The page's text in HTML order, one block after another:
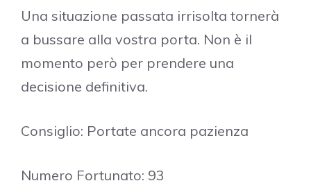
Una situazione passata irrisolta tornerà
a bussare alla vostra porta. Non è il
momento però per prendere una
decisione definitiva.
Consiglio: Portate ancora pazienza
Numero Fortunato: 93